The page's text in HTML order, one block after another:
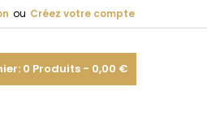
ou Créez votre compte
0 Produits - 0,00 €